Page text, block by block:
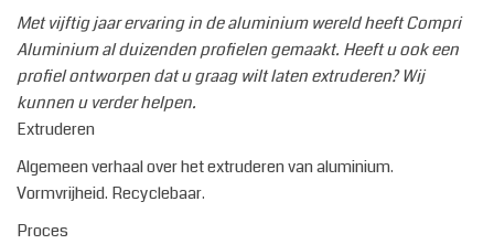
Met vijftig jaar ervaring in de aluminium wereld heeft Compri
Aluminium al duizenden profielen gemaakt. Heeft u ook een
profiel ontworpen dat u graag wilt laten extruderen? Wij
kunnen u verder helpen.
Extruderen
Algemeen verhaal over het extruderen van aluminium.
Vormvrijheid. Recyclebaar.
Proces